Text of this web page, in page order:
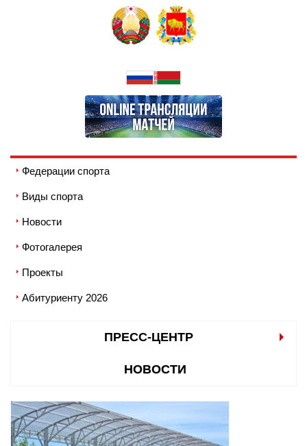
Федерации спорта
Виды спорта
Новости
Фотогалерея
Проекты
Абитуриенту 2026
ПРЕСС-ЦЕНТР
НОВОСТИ